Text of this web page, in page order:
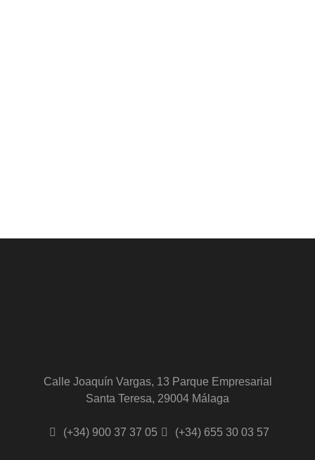
Calle Joaquín Vargas, 13 Parque Empresarial
Santa Teresa, 29004 Málaga
(+34) 900 37 37 05 (+34) 655 30 03 57